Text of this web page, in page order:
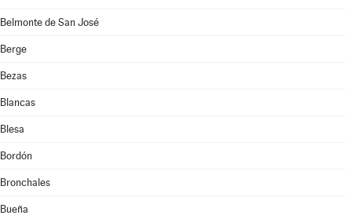
Belmonte de San José
Berge
Bezas
Blancas
Blesa
Bordón
Bronchales
Bueña